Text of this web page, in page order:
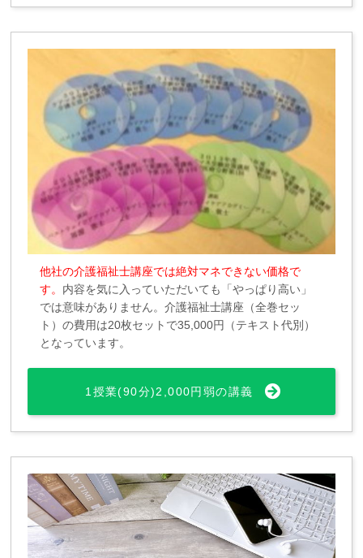
他社の介護福祉士講座では絶対マネできない価格で
す。 内容を気に入っていただいても「やっぱり高い」
では意味がありません。介護福祉士講座（全巻セッ
ト）の費用は20枚セットで35,000円（テキスト代別）
となっています。
1授業(90分)2,000円弱の講義